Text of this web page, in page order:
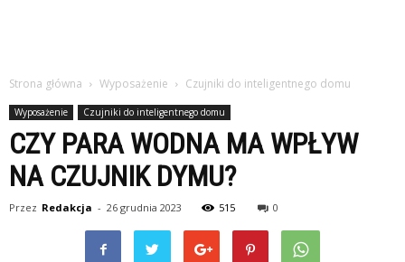
Strona główna Wyposażenie Czujniki do inteligentnego domu
Wyposażenie Czujniki do inteligentnego domu
CZY PARA WODNA MA WPŁYW
NA CZUJNIK DYMU?
Przez Redakcja - 26 grudnia 2023 515 0